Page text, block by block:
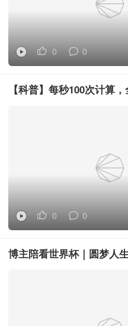
0 0
【科普】每秒100次计算
0 0
博主陪看世界杯｜圆梦人